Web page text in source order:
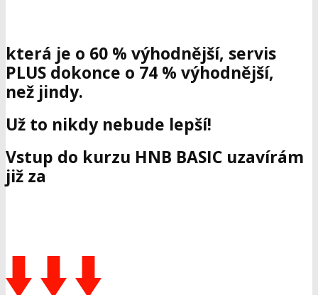
která je o 60 % výhodnější, servis
PLUS dokonce o 74 % výhodnější,
než jindy.
Už to nikdy nebude lepší!
Vstup do kurzu HNB BASIC uzavírám
již za